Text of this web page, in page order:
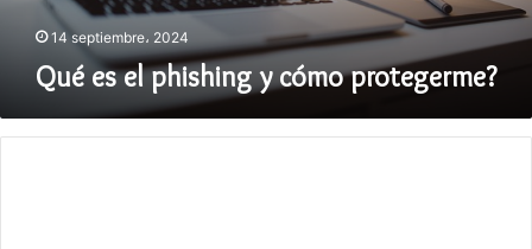
14 septiembre، 2024
Qué es el phishing y cómo protegerme?